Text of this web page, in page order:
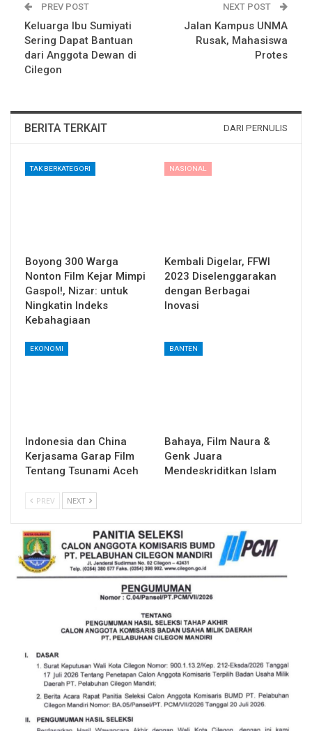
PREV POST
Keluarga Ibu Sumiyati
Sering Dapat Bantuan
dari Anggota Dewan di
Cilegon
NEXT POST
Jalan Kampus UNMA
Rusak, Mahasiswa
Protes
BERITA TERKAIT DARI PERNULIS
TAK BERKATEGORI
Boyong 300 Warga
Nonton Film Kejar Mimpi
Gaspol!, Nizar: untuk
Ningkatin Indeks
Kebahagiaan
NASIONAL
Kembali Digelar, FFWI
2023 Diselenggarakan
dengan Berbagai
Inovasi
EKONOMI
Indonesia dan China
Kerjasama Garap Film
Tentang Tsunami Aceh
BANTEN
Bahaya, Film Naura &
Genk Juara
Mendeskriditkan Islam
PREV NEXT